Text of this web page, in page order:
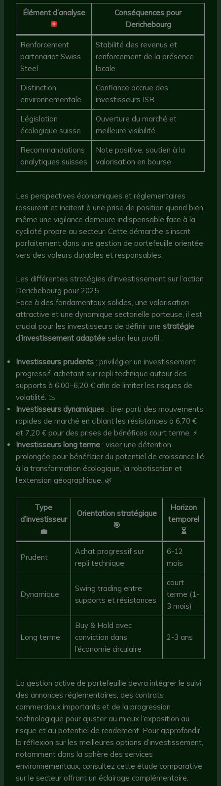
Élément d’analyse
Conséquences pour
Derichebourg
Renforcement
partenariat Swiss
Steel
Stabilité des revenus et
renforcement de la présence
locale
Distinction
environnementale
Confiance accrue des
investisseurs ISR
Législation
écologique suisse
Ouverture du marché et
meilleure visibilité
Recommandations
analytiques suisses
Note positive, soutien à la
valorisation en bourse
Les perspectives économiques et réglementaires
rassurent et incitent à une prise de position quand bien
même une vigilance demeure indispensable face à la
cyclicité propre au secteur. Cette démarche s’inscrit
parfaitement dans une gestion de portefeuille orientée
vers des valeurs durables et responsables.
Les différentes stratégies d’investissement sur l’action
Derichebourg pour 2025
Face à des fondamentaux solides, une valorisation
attractive et une dynamique sectorielle porteuse, il est
crucial pour les investisseurs de définir unestratégie
d’investissement adaptée selon leur profil :
Investisseurs prudents : privilégier un investissement
progressif, achetant sur repli technique autour des
supports à 6,00–6,20 € afin de limiter les risques de
volatilité. 📉
Investisseurs dynamiques : tirer parti des mouvements
rapides de marché en ciblant les résistances à 6,70 €
et 7,20 € pour des prises de bénéfices court terme. ⚡
Investisseurs long terme : viser une détention
prolongée pour bénéficier du potentiel de croissance lié
à la transformation écologique, la robotisation et
l’extension géographique. 🌿
Type
d’investisseur
💼
Orientation stratégique
🎯
Horizon
temporel
⏳
Prudent
Achat progressif sur
repli technique
6-12
mois
Dynamique
Swing trading entre
supports et résistances
court
terme (1-
3 mois)
Long terme
Buy & Hold avec
conviction dans
l’économie circulaire
2-3 ans
La gestion active de portefeuille devra intégrer le suivi
des annonces réglementaires, des contrats
commerciaux importants et de la progression
technologique pour ajuster au mieux l’exposition au
risque et au potentiel de rendement. Pour approfondir
la réflexion sur les meilleures options d’investissement,
notamment dans la sphère des services
environnementaux, consultez cette étude comparative
sur le secteur offrant un éclairage complémentaire.